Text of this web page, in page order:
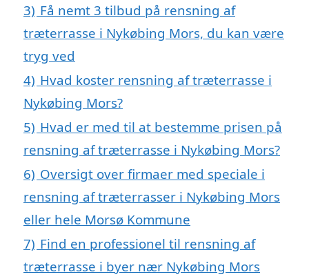
3) Få nemt 3 tilbud på rensning af
træterrasse i Nykøbing Mors, du kan være
tryg ved
4) Hvad koster rensning af træterrasse i
Nykøbing Mors?
5) Hvad er med til at bestemme prisen på
rensning af træterrasse i Nykøbing Mors?
6) Oversigt over firmaer med speciale i
rensning af træterrasser i Nykøbing Mors
eller hele Morsø Kommune
7) Find en professionel til rensning af
træterrasse i byer nær Nykøbing Mors